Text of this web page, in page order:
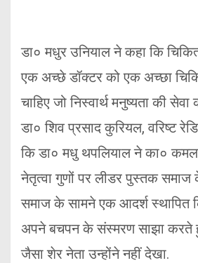
डा० मधुर उनियाल ने कहा कि
एक अच्छे डॉक्टर को एक अच्छा
चाहिए जो निस्वार्थ मनुष्यता की
डा० शिव प्रसाद कुरियल, वरिष्ट
कि डा० मधु थपलियाल ने का०
नेतृत्वा गुणों पर लीडर पुस्तक
समाज के सामने एक आदर्श स्थापित
अपने बचपन के संस्मरण साझा करते
जैसा शेर नेता उन्होंने नहीं देखा.